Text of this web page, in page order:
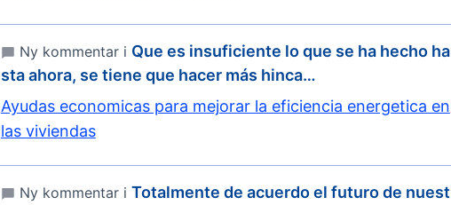
Ny kommentar i Que es insuficiente lo que se ha hecho ha
sta ahora, se tiene que hacer más hinca…
Ayudas economicas para mejorar la eficiencia energetica en
las viviendas
Ny kommentar i Totalmente de acuerdo el futuro de nuest